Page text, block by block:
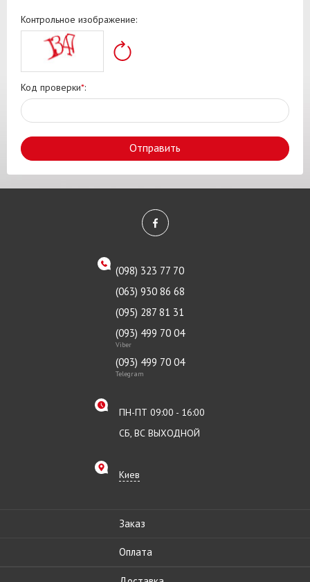
Контрольное изображение:
Код проверки*:
Отправить
(098) 323 77 70
(063) 930 86 68
(095) 287 81 31
(093) 499 70 04
Viber
(093) 499 70 04
Telegram
ПН-ПТ 09:00 - 16:00
СБ, ВС ВЫХОДНОЙ
Киев
Заказ
Оплата